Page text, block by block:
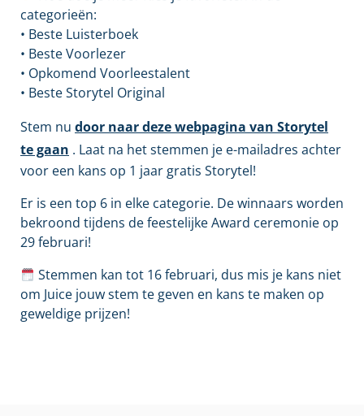
categorieën:
• Beste Luisterboek
• Beste Voorlezer
• Opkomend Voorleestalent
• Beste Storytel Original
Stem nu door naar deze webpagina van Storytel
te gaan . Laat na het stemmen je e-mailadres achter
voor een kans op 1 jaar gratis Storytel!
Er is een top 6 in elke categorie. De winnaars worden
bekroond tijdens de feestelijke Award ceremonie op
29 februari!
Stemmen kan tot 16 februari, dus mis je kans niet
om Juice jouw stem te geven en kans te maken op
geweldige prijzen!